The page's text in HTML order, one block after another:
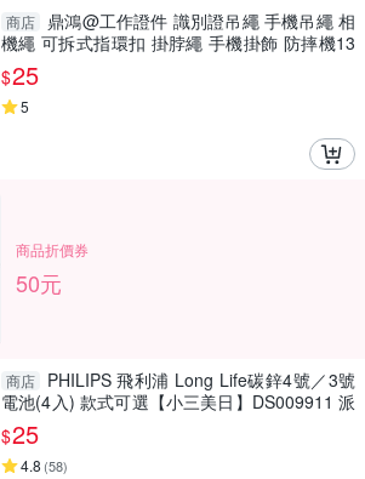
商店
鼎鴻@工作證件 識別證吊繩 手機吊繩 相
機繩 可拆式指環扣 掛脖繩 手機掛飾 防摔機13
色可選
$25
5
商品折價券
50元
商店
PHILIPS 飛利浦 Long Life碳鋅4號／3號
電池(4入) 款式可選【小三美日】DS009911 派
對
$25
4.8 (58)